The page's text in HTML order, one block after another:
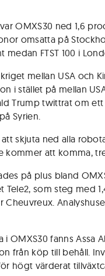
OMXS30 ned 1,6
omsatta på
medan FTST 100 i
mellan USA och
i stället på mellan
Trump twittrat om
Syrien.
skjuta ned alla
kommer att komma,
på plus bland
Tele2, som steg med
Cheuvreux.
i OMXS30 fanns Assa
från köp till behåll.
högt värderat